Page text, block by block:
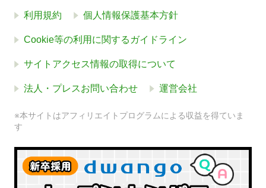
利用規約 個人情報保護基本方針
Cookie等の利用に関するガイドライン
サイトアクセス情報の取得について
法人・プレスお問い合わせ 運営会社
※本サイトはアフィリエイトプログラムによる収益を得ていま
す